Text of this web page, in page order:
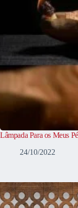
Lâmpada Para os Meus
24/10/2022